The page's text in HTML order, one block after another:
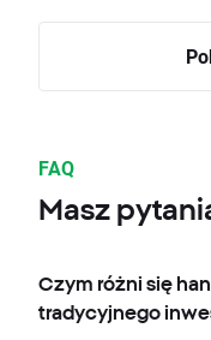
FAQ
Masz
Czym różni się
tradycyjnego